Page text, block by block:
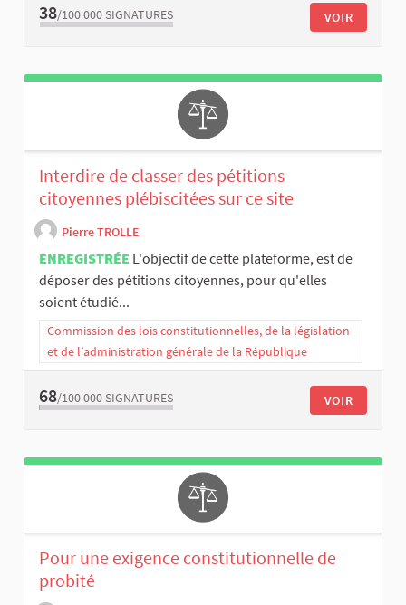
38/100 000 SIGNATURES VOIR
Interdire de classer des pétitions
citoyennes plébiscitées sur ce site
Pierre TROLLE
ENREGISTRÉE L'objectif de cette plateforme, est de
déposer des pétitions citoyennes, pour qu'elles
soient étudié...
Commission des lois constitutionnelles, de la législation
et de l’administration générale de la République
68/100 000 SIGNATURES VOIR
Pour une exigence constitutionnelle de
probité